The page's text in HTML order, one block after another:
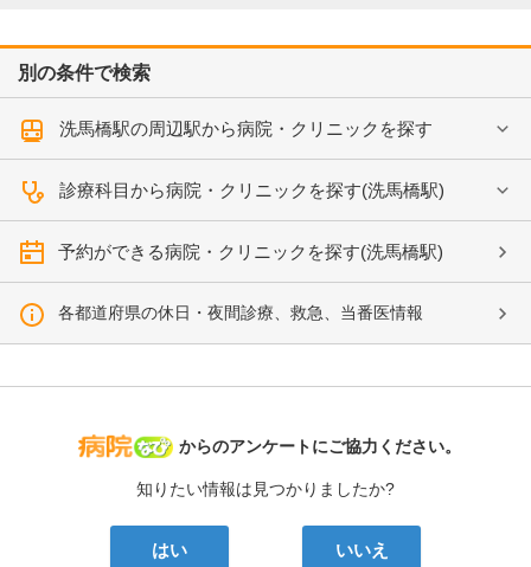
別の条件で検索
洗馬橋駅の周辺駅から病院・クリニックを探す
診療科目から病院・クリニックを探す(洗馬橋駅)
予約ができる病院・クリニックを探す(洗馬橋駅)
各都道府県の休日・夜間診療、救急、当番医情報
病院なび
からのアンケートにご協力ください。
知りたい情報は見つかりましたか?
はい いいえ